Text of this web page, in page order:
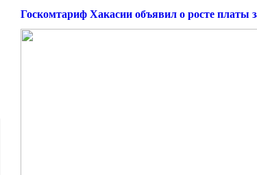
Госкомтариф Хакасии объявил о росте платы